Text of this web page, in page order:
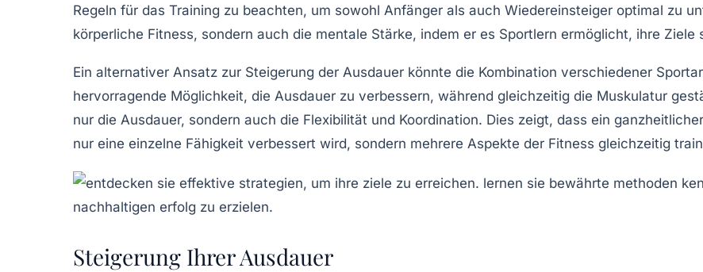
Regeln für das Training zu beachten, um sowohl Anfänger als auch Wiedereinsteiger optimal zu
körperliche Fitness, sondern auch die mentale Stärke, indem er es Sportlern ermöglicht, ihre
Ein alternativer Ansatz zur Steigerung der Ausdauer könnte die Kombination verschiedener
hervorragende Möglichkeit, die Ausdauer zu verbessern, während gleichzeitig die Muskulatur
nur die Ausdauer, sondern auch die Flexibilität und Koordination. Dies zeigt, dass ein
nur eine einzelne Fähigkeit verbessert wird, sondern mehrere Aspekte der Fitness gleichzeitig
Steigerung Ihrer Ausdauer